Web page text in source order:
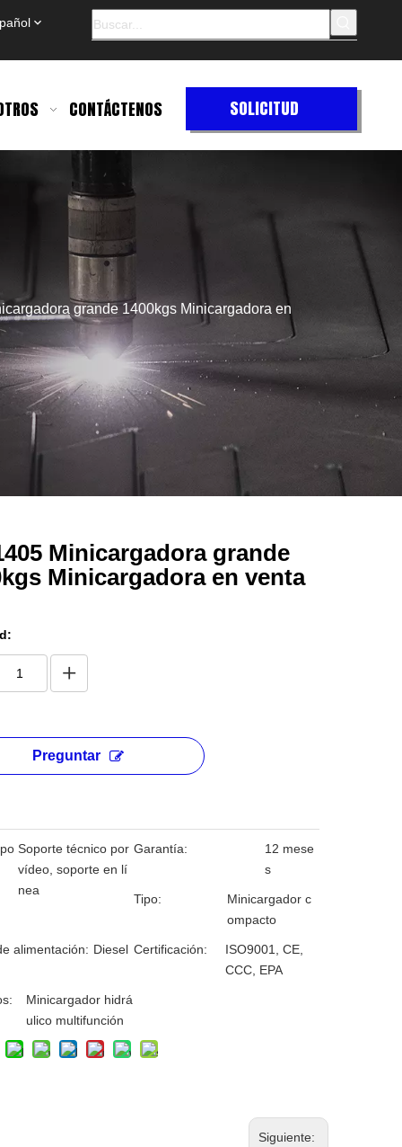
CONTÁCTENOS
SOLICITUD
DE
grande 1400kgs Minicargadora en
Minicargadora grande
Minicargadora en venta
Preguntar
Soporte técnico por
vídeo, soporte en lí
nea
Garantía:
12 mese
s
Tipo:
Minicargador c
ompacto
alimentación: Diesel Certificación:
ISO9001, CE,
CCC, EPA
Minicargador hidrá
ulico multifunción
Siguiente: